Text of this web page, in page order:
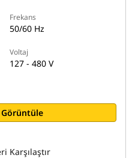
Frekans
50/60 Hz
Voltaj
127 - 480 V
Görüntüle
Karşılaştır